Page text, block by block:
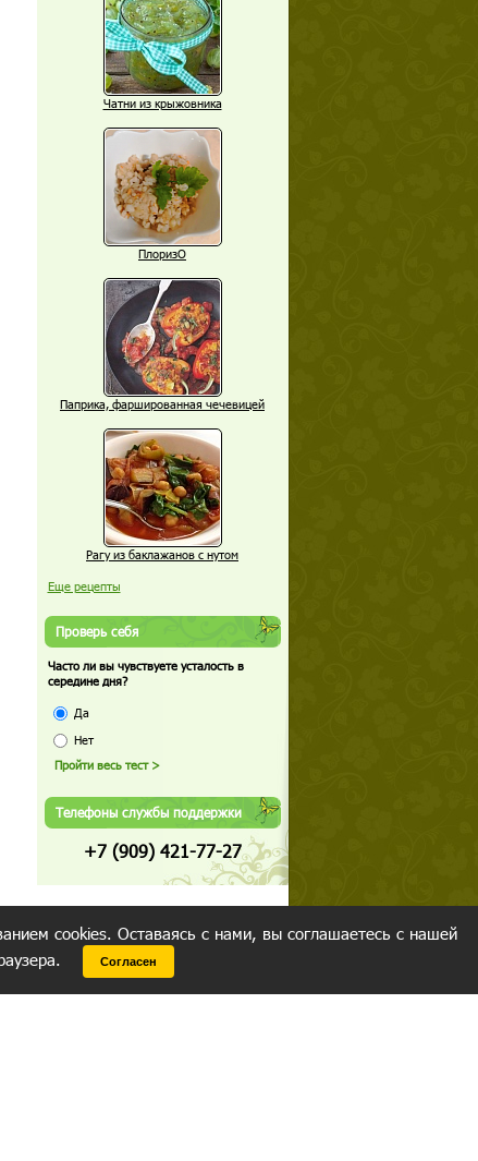
Чатни из крыжовника
ПлоризО
Паприка, фаршированная чечевицей
Рагу из баклажанов с нутом
Еще рецепты
Проверь себя
Часто ли вы чувствуете усталость в
середине дня?
Да
Нет
Телефоны службы поддержки
+7 (909) 421-77-27
cookies. Оставаясь с нами, вы соглашаетесь с нашей
Согласен